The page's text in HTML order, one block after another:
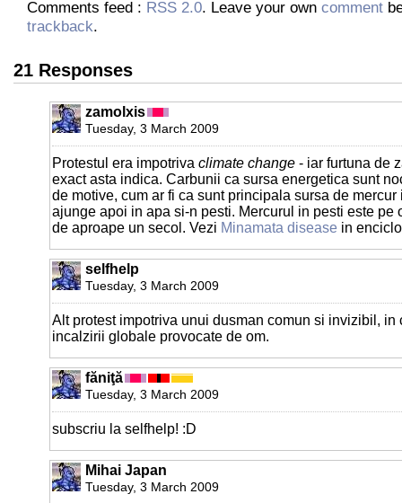
Comments feed : RSS 2.0. Leave your own comment
trackback.
21 Responses
zamolxis
Tuesday, 3 March 2009
Protestul era impotriva climate change - iar furtuna de
exact asta indica. Carbunii ca sursa energetica sunt
de motive, cum ar fi ca sunt principala sursa de mercur
ajunge apoi in apa si-n pesti. Mercurul in pesti este pe
de aproape un secol. Vezi Minamata disease in
selfhelp
Tuesday, 3 March 2009
Alt protest impotriva unui dusman comun si invizibil, in
incalzirii globale provocate de om.
făniţă
Tuesday, 3 March 2009
subscriu la selfhelp! :D
Mihai Japan
Tuesday, 3 March 2009